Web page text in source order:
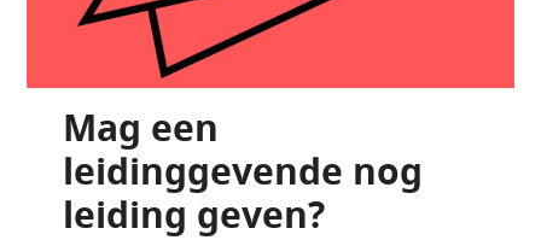
Mag een
leidinggevende nog
leiding geven?